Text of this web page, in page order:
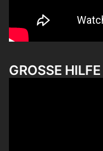
GROSSE HILFE